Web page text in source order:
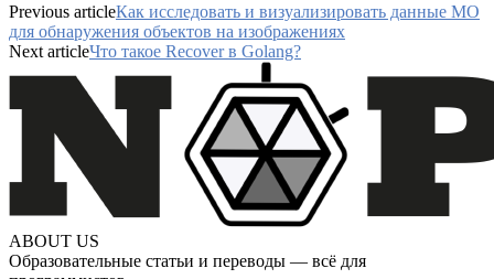
Previous articleКак исследовать и визуализировать данные МО
для обнаружения объектов на изображениях
Next articleЧто такое Recover в Golang?
ABOUT US
Образовательные статьи и переводы — всё для